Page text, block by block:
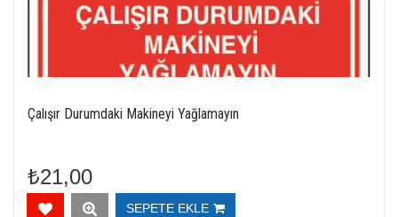
Çalışır Durumdaki Makineyi Yağlamayın
₺21,00
SEPETE EKLE